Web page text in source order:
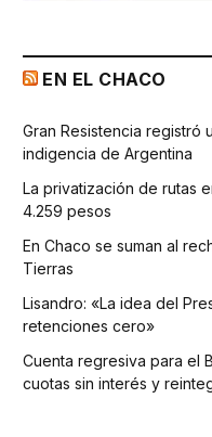
EN EL CHACO
Gran Resistencia registró
indigencia de Argentina
La privatización de rutas
4.259 pesos
En Chaco se suman al
Tierras
Lisandro: «La idea del
retenciones cero»
Cuenta regresiva para el
cuotas sin interés y